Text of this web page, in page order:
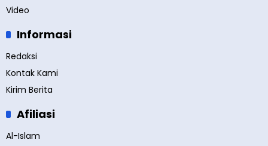
Video
Informasi
Redaksi
Kontak Kami
Kirim Berita
Afiliasi
Al-Islam